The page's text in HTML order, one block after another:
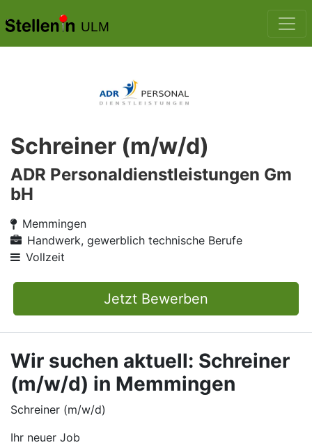
ULM
Schreiner (m/w/d)
ADR Personaldienstleistungen Gm
bH
Memmingen
Handwerk, gewerblich technische Berufe
Vollzeit
Jetzt Bewerben
Wir suchen aktuell: Schreiner
(m/w/d) in Memmingen
Schreiner (m/w/d)
Ihr neuer Job